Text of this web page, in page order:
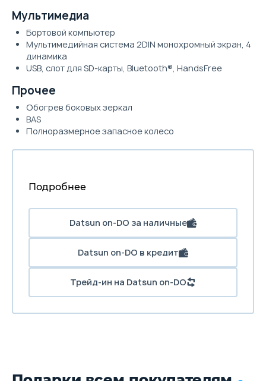
Мультимедиа
Бортовой компьютер
Мультимедийная система 2DIN монохромный экран, 4
динамика
USB, слот для SD-карты, Bluetooth®, HandsFree
Прочее
Обогрев боковых зеркал
BAS
Полноразмерное запасное колесо
Подробнее
Datsun on-DO за наличные
Datsun on-DO в кредит
Трейд-ин на Datsun on-DO